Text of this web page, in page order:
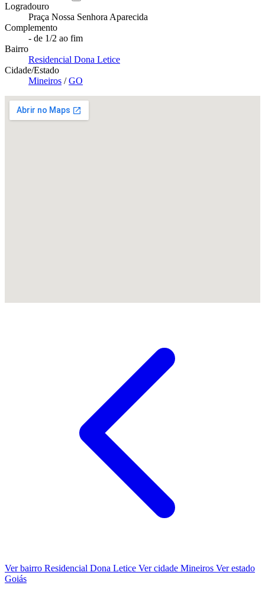
Logradouro
Praça Nossa Senhora Aparecida
Complemento
- de 1/2 ao fim
Bairro
Residencial Dona Letice
Cidade/Estado
Mineiros /GO
Ver bairro Residencial Dona Letice Ver cidade Mineiros Ver estado
Goiás